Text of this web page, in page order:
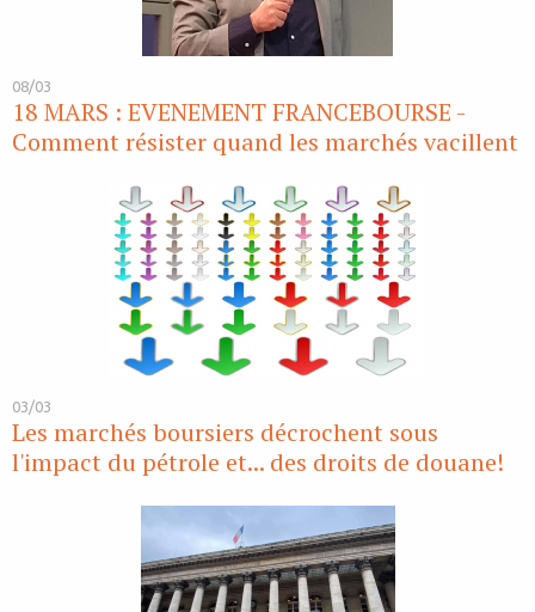
08/03
18 MARS : EVENEMENT FRANCEBOURSE -
Comment résister quand les marchés vacillent
03/03
Les marchés boursiers décrochent sous
l'impact du pétrole et... des droits de douane!